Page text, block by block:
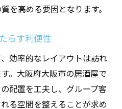
を高める要因となります。
らす利便性
効率的なレイアウトは訪れ
。大阪府大阪市の居酒屋で
配置を工夫し、グループ客
る空間を整えることが求め